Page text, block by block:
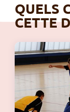
QUELS
CETTE